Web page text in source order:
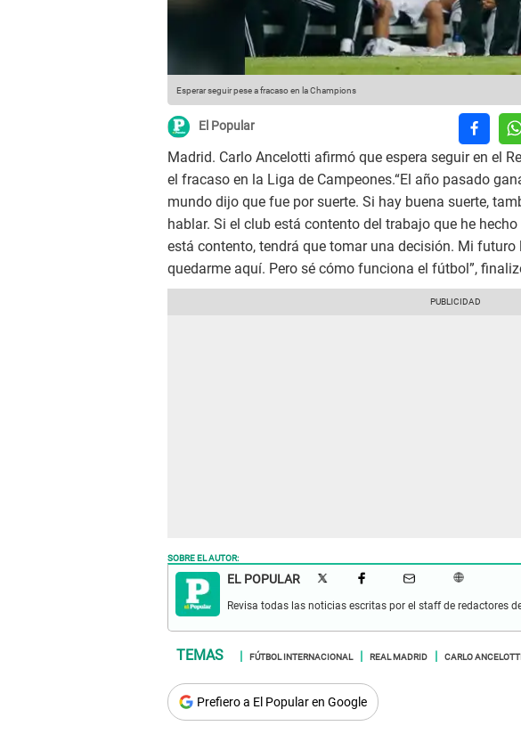
Esperar seguir pese a fracaso en la Champions
El Popular
Madrid. Carlo Ancelotti afirmó que espera seguir en el
el fracaso en la Liga de Campeones.“El año pasado
mundo dijo que fue por suerte. Si hay buena suerte,
hablar. Si el club está contento del trabajo que he
está contento, tendrá que tomar una decisión. Mi futuro
quedarme aquí. Pero sé cómo funciona el fútbol”,
SOBRE EL AUTOR:
EL POPULAR
Revisa todas las noticias escritas por el staff de redactores
FÚTBOL INTERNACIONAL REAL MADRID CARLO
Prefiero a El Popular en Google